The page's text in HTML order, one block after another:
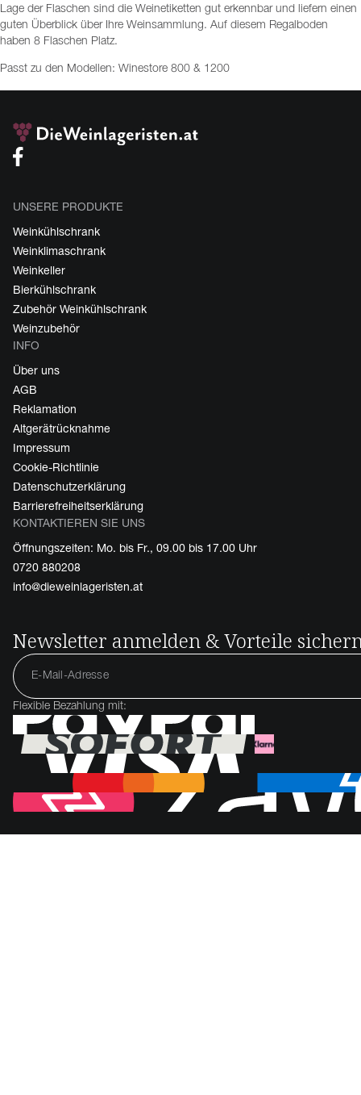
Lage der Flaschen sind die Weinetiketten gut erkennbar und liefern einen
guten Überblick über Ihre Weinsammlung. Auf diesem Regalboden
haben 8 Flaschen Platz.
Passt zu den Modellen: Winestore 800 & 1200
UNSERE PRODUKTE
Weinkühlschrank
Weinklimaschrank
Weinkeller
Bierkühlschrank
Zubehör Weinkühlschrank
Weinzubehör
INFO
Über uns
AGB
Reklamation
Altgerätrücknahme
Impressum
Cookie-Richtlinie
Datenschutzerklärung
Barrierefreiheitserklärung
KONTAKTIEREN SIE UNS
Öffnungszeiten: Mo. bis Fr., 09.00 bis 17.00 Uhr
0720 880208
info@dieweinlageristen.at
Newsletter anmelden & Vorteile
Flexible Bezahlung mit: